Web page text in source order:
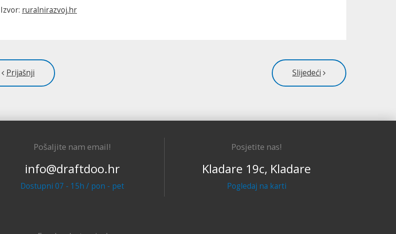
Izvor: ruralnirazvoj.hr
Prijašnji Slijedeći
Pošaljite nam email!
info@draftdoo.hr
Dostupni 07 - 15h / pon - pet
Posjetite nas!
Kladare 19c, Kladare
Pogledaj na karti